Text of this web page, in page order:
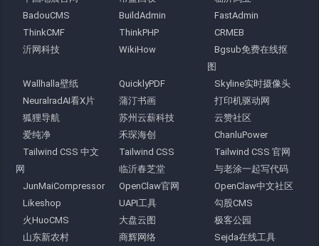
BadouCMS
BuildAdmin
FastAdmin
ThinkCMF
ThinkPHP
CRMEB
沂网科技
WikiHow
Bgsub免费在线抠
图
Wallhalla壁纸
QuicklyPDF
Skyline实时摄像头
NeuralradAI看X片
蒲汀书画
打印机驱动网
狐狸导航
苏州云薪科技
云赞社区
爱纯净
禾琛海创
ChanluPower
Tailwind CSS 中文
网
Tailwind CSS
Tailwind CSS 官网
临沂春芝堂
与老涂一起写代码
JunMaiCompressor
OpenClaw官网
OpenClaw中文社区
Likeshop
UAPI工具
勾股CMS
火HuoCMS
大盘云图
极客公园
山东新农村
商辉网络
Sejda在线工具